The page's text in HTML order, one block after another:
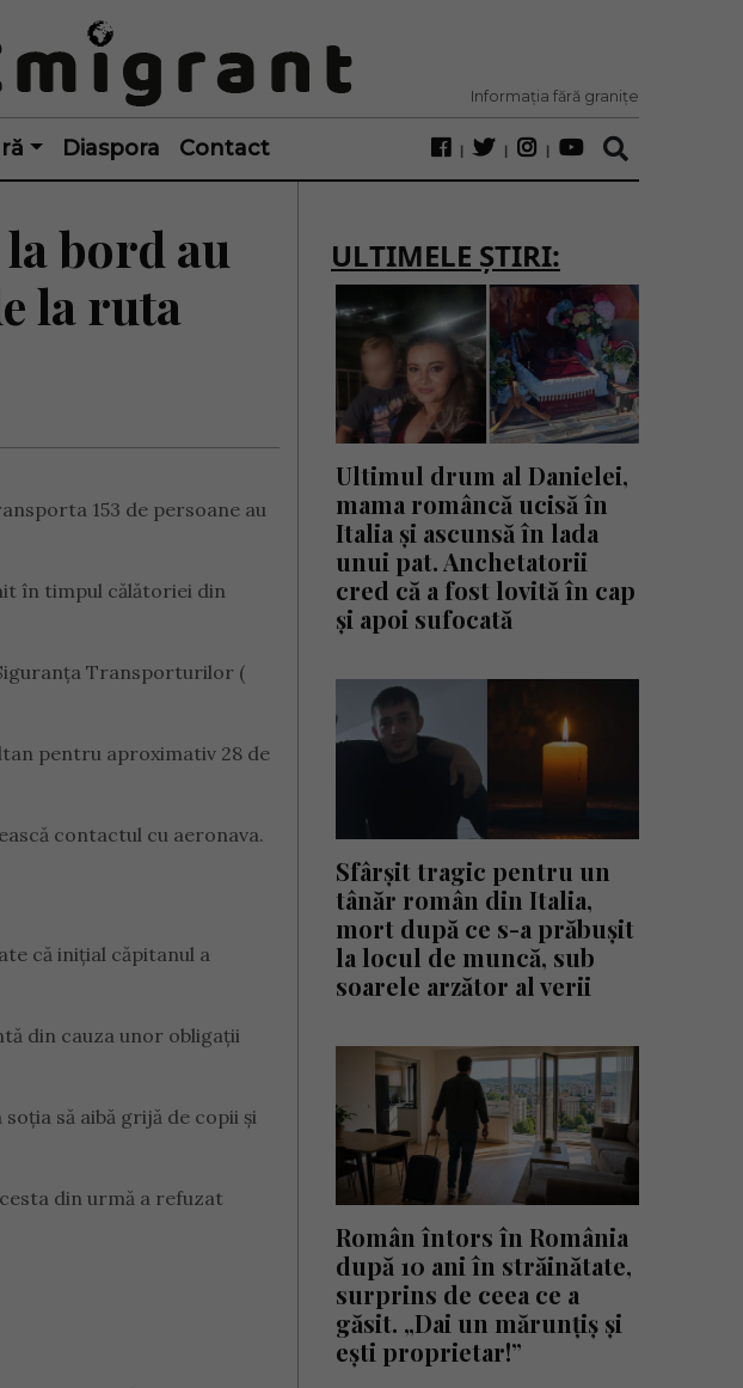
Informația fără granițe
Diaspora Contact
bord au
la ruta
153 de persoane au
în timpul călătoriei din
Transporturilor (
pentru aproximativ 28 de
contactul cu aeronava.
că inițial căpitanul a
din cauza unor obligații
să aibă grijă de copii și
din urmă a refuzat
ULTIMELE ȘTIRI:
Ultimul drum al Danielei,
mama româncă ucisă în
Italia și ascunsă în lada
unui pat. Anchetatorii
cred că a fost lovită în cap
și apoi sufocată
Sfârșit tragic pentru un
tânăr român din Italia,
mort după ce s-a prăbușit
la locul de muncă, sub
soarele arzător al verii
Român întors în România
după 10 ani în străinătate,
surprins de ceea ce a
găsit. „Dai un mărunțiș și
ești proprietar!”